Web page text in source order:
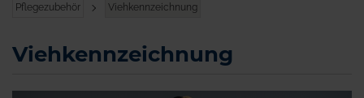
Pflegezubehör Viehkennzeichnung
Viehkennzeichnung